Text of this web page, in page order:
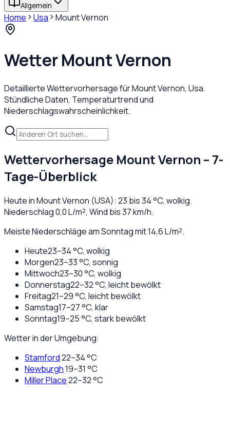
Allgemein
Home Usa Mount Vernon
WetterMount Vernon
Detaillierte Wettervorhersage fürMount Vernon, Usa.
Stündliche Daten, Temperaturtrend und
Niederschlagswahrscheinlichkeit.
Wettervorhersage Mount Vernon – 7-
Tage-Überblick
Heute inMount Vernon (USA): 23 bis34°C, wolkig.
Niederschlag0,0L/m², Wind bis37km/h.
Meiste Niederschläge am Sonntag mit 14,6 L/m².
Heute23–34°C, wolkig
Morgen23–33°C, sonnig
Mittwoch23–30°C, wolkig
Donnerstag22–32°C, leicht bewölkt
Freitag21–29°C, leicht bewölkt
Samstag17–27°C, klar
Sonntag19–25°C, stark bewölkt
Wetter in der Umgebung:
Stamford22–34°C
Newburgh19–31 °C
Miller Place22–32°C